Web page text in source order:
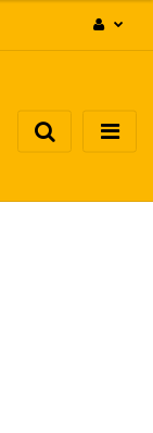
Dodaj zgłoszenie